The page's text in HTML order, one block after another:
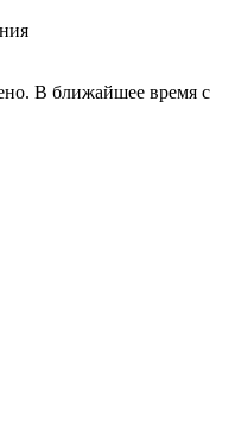
В ближайшее время с